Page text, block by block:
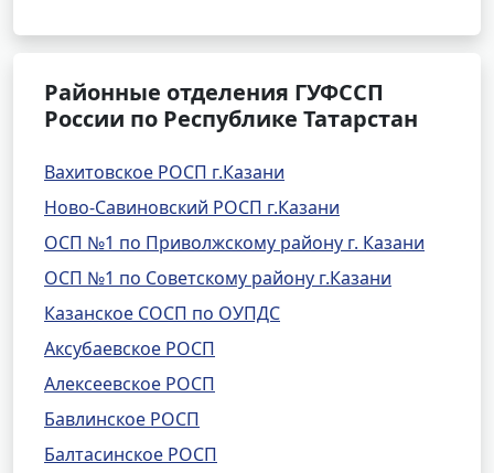
Районные отделения ГУФССП
России по Республике Татарстан
Вахитовское РОСП г.Казани
Ново-Савиновский РОСП г.Казани
ОСП №1 по Приволжскому району г. Казани
ОСП №1 по Советскому району г.Казани
Казанское СОСП по ОУПДС
Аксубаевское РОСП
Алексеевское РОСП
Бавлинское РОСП
Балтасинское РОСП